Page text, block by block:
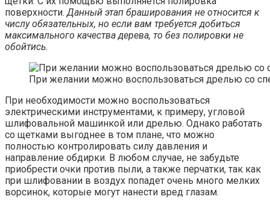
поверхности.Данный этап браширования не относится к
числу обязательных, но если вам требуется добиться
максимального качества дерева, то без полировки не
обойтись.
При желании можно воспользоваться дрелью со
При необходимости можно воспользоваться
электрическими инструментами, к примеру, угловой
шлифовальной машинкой или дрелью. Однако работать
со щетками выгоднее в том плане, что можно
полностью контролировать силу давления и
направление обдирки. В любом случае, не забудьте
приобрести очки против пыли, а также перчатки, так как
при шлифовании в воздух попадет очень много мелких
ворсинок, которые могут нанести вред глазам.